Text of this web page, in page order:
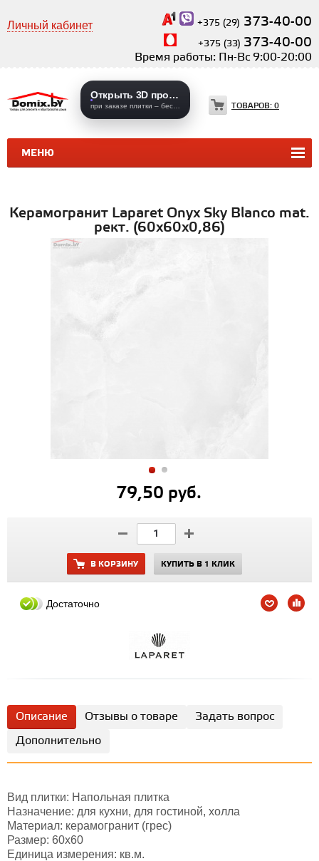
Личный кабинет +375 (29) 373-40-00
+375 (33) 373-40-00
Время работы: Пн-Вс 9:00-20:00
МЕНЮ
Открыть 3D проекты
ТОВАРОВ: 0
КЕРАМИЧЕСКАЯ ПЛИТКА
Керамогранит Laparet Onyx Sky Blanco mat.
рект. (60х60х0,86)
79,50 руб.
В КОРЗИНУ КУПИТЬ В 1 КЛИК
Достаточно
Описание Отзывы о товаре
Задать вопрос
Дополнительно
Вид плитки: Напольная плитка
Назначение: для кухни, для гостиной, холла
Материал: керамогранит (грес)
Размер: 60х60
Единица измерения: кв.м.